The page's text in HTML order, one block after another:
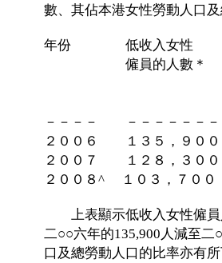
數、其佔本港女性勞動人口
年份 低收入女性 低
僱員的人數＊ 僱
－－－－ －－－－－－
２００６ １３５，９０
２００７ １２８，３０
２００８^ １０３，７
上表顯示低收入女性僱員
二○○六年的135,900人減至二
口及總勞動人口的比率亦有